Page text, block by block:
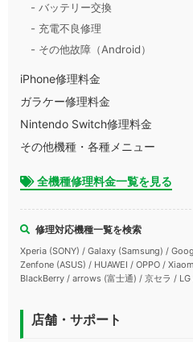
- バッテリー交換
- 充電不良修理
- その他故障（Android）
iPhone修理料金
ガラケー修理料金
Nintendo Switch修理料金
その他機種・各種メニュー
全機種修理料金一覧を見る
修理対応機種一覧を検索
Xperia (SONY) / Galaxy (Samsung) /
Zenfone (ASUS) / HUAWEI / OPPO /
BlackBerry / arrows (富士通) / 京セラ /
店舗・サポート